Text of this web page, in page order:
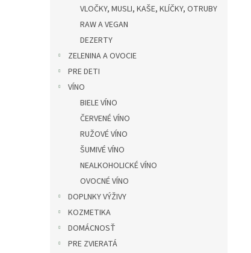
VLOČKY, MUSLI, KAŠE, KLÍČKY, OTRUBY
RAW A VEGAN
DEZERTY
ZELENINA A OVOCIE
PRE DETI
VÍNO
BIELE VÍNO
ČERVENÉ VÍNO
RUŽOVÉ VÍNO
ŠUMIVÉ VÍNO
NEALKOHOLICKÉ VÍNO
OVOCNÉ VÍNO
DOPLNKY VÝŽIVY
KOZMETIKA
DOMÁCNOSŤ
PRE ZVIERATÁ